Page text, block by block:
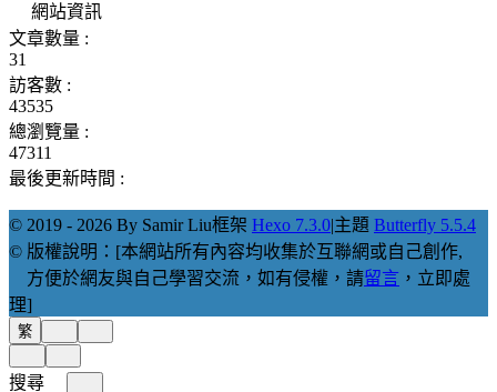
網站資訊
文章數量 :
31
訪客數 :
43535
總瀏覽量 :
47311
最後更新時間 :
© 2019 - 2026 By Samir Liu框架 Hexo 7.3.0|主題 Butterfly 5.5.4
© 版權說明：[本網站所有內容均收集於互聯網或自己創作,
方便於網友與自己學習交流，如有侵權，請留言 ，立即處
理]
繁
搜尋